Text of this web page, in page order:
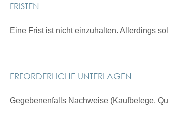
FRISTEN
Eine Frist ist nicht einzuhalten. Allerdings
ERFORDERLICHE UNTERLAGEN
Gegebenenfalls Nachweise (Kaufbelege,